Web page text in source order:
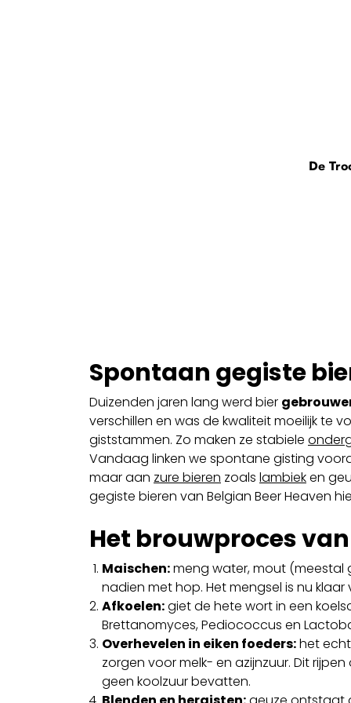
De
Spontaan gegiste
Duizenden jaren lang werd bier
verschillen en was de kwaliteit moeilijk te
giststammen. Zo maken ze stabiele
Vandaag linken we spontane gisting
maar aan zure bieren zoals lambieken
gegiste bieren van Belgian Beer Heaven
Het brouwproces
Maischen:meng water, mout (meestal
nadien met hop. Het mengsel is nu
Afkoelen:giet de hete wort in een
Brettanomyces, Pediococcus en
Overhevelen in eiken foeders:het
zorgen voor melk- en azijnzuur. Dit
geen koolzuur bevatten.